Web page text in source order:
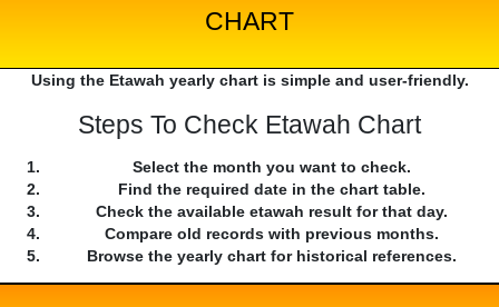
CHART
Using the Etawah yearly chart is simple and user-friendly.
Steps To Check Etawah Chart
Select the month you want to check.
Find the required date in the chart table.
Check the available etawah result for that day.
Compare old records with previous months.
Browse the yearly chart for historical references.